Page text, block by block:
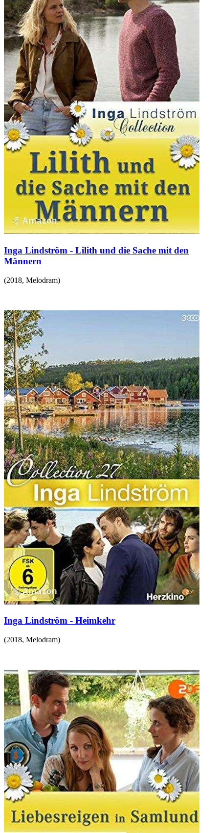
Inga Lindström - Lilith und die Sache mit den
Männern
(2018, Melodram)
Inga Lindström - Heimkehr
(2018, Melodram)